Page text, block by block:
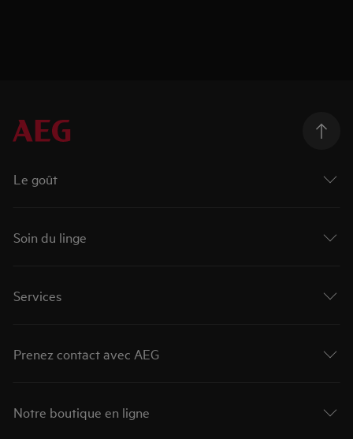
Le goût
Soin du linge
Services
Prenez contact avec AEG
Notre boutique en ligne